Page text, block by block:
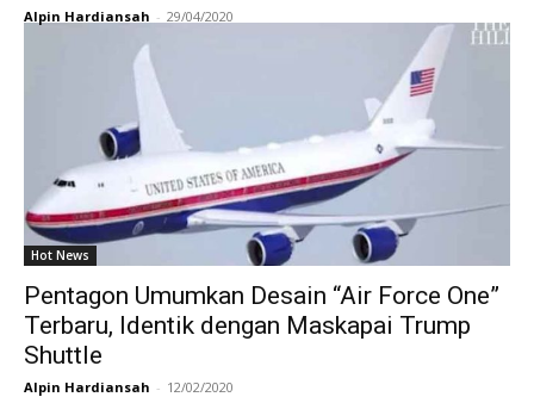
Alpin Hardiansah - 29/04/2020
Hot News
Pentagon Umumkan Desain “Air Force One”
Terbaru, Identik dengan Maskapai Trump
Shuttle
Alpin Hardiansah - 12/02/2020